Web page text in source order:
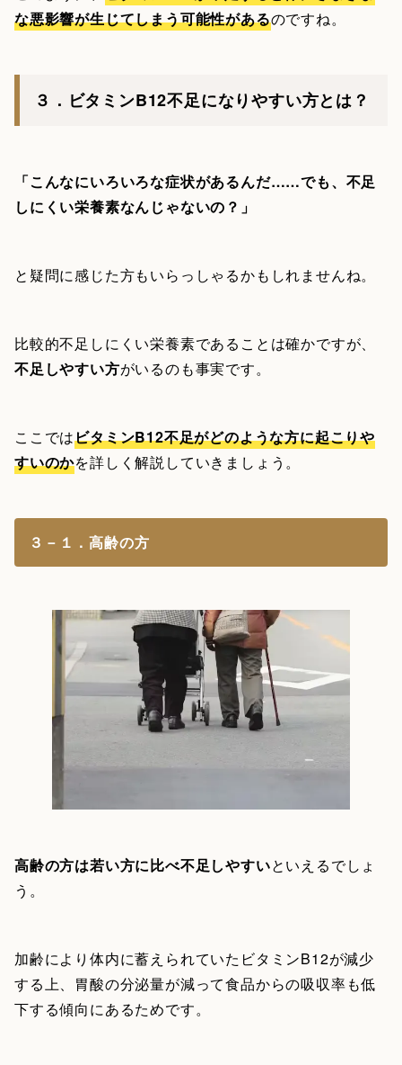
な悪影響が生じてしまう可能性があるのですね。
３．ビタミンB12不足になりやすい方とは？
「こんなにいろいろな症状があるんだ……でも、不足
しにくい栄養素なんじゃないの？」
と疑問に感じた方もいらっしゃるかもしれませんね。
比較的不足しにくい栄養素であることは確かですが、
不足しやすい方がいるのも事実です。
ここではビタミンB12不足がどのような方に起こりや
すいのかを詳しく解説していきましょう。
３－１．高齢の方
高齢の方は若い方に比べ不足しやすいといえるでしょ
う。
加齢により体内に蓄えられていたビタミンB12が減少
する上、胃酸の分泌量が減って食品からの吸収率も低
下する傾向にあるためです。